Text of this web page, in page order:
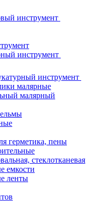
инструмент
инструмент
инструмент
малярные
малярный
герметика, пены
стеклотканевая
емкости
ленты